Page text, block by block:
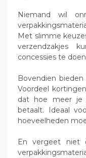
Niemand wil
Met slimme
verzendzakjes
concessies te
Bovendien bieden
Voordeel
dat hoe meer je
betaalt. Ideaal
hoeveelheden
En vergeet niet